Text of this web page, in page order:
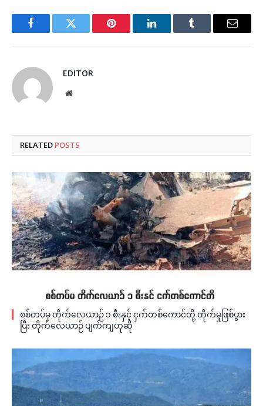
FacebookTwitter Pinterest LinkedInTumblr Email
EDITOR
Website
RELATED POSTS
စစ်တပ်မှ တိုက်လေယာဉ် ၁ စီးနှင့် ငှက်တစ်ကောင်တို့ တိုက်မှုဖြစ်ပွား
ပြီး တိုက်လေယာဉ် ပျက်ကျဟုဆို